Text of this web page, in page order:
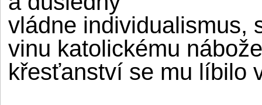
vládne individualismus,
vinu katolickému
křesťanství se mu líbilo